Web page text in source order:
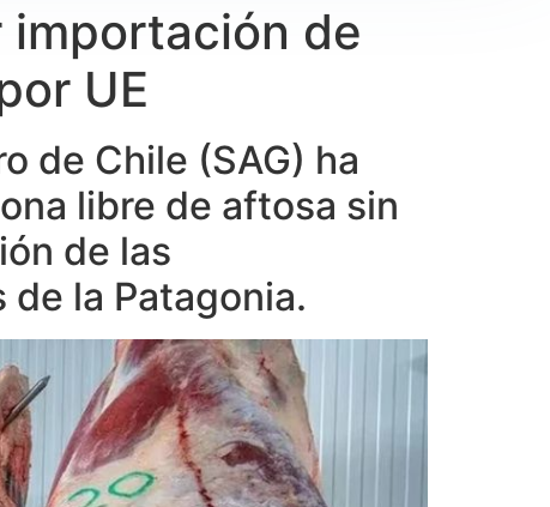
importación de
UE
de Chile (SAG) ha
libre de aftosa sin
de las
la Patagonia.